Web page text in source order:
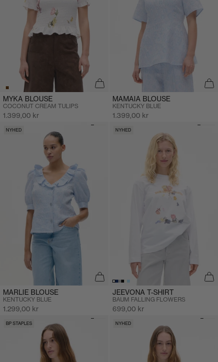
MYKA BLOUSE
COCONUT CREAM TULIPS
Salgspris
1.399,00 kr
MAMAIA BLOUSE
KENTUCKY BLUE
Salgspris
1.399,00 kr
NYHED
MARLIE BLOUSE
KENTUCKY BLUE
Salgspris
1.299,00 kr
NYHED
JEEVONA T-SHIRT
BAUM FALLING FLOWERS
Salgspris
699,00 kr
BP STAPLES NYHED